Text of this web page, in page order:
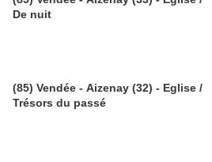
De nuit
(85) Vendée - Aizenay (32) - Eglise /
Trésors du passé